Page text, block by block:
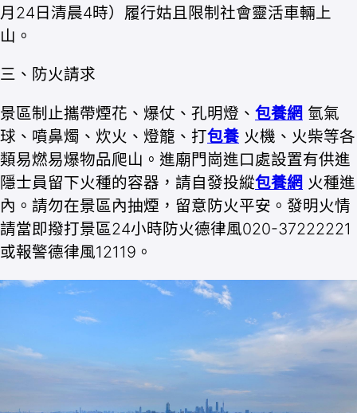
月24日清晨4時）履行姑且限制社會靈活車輛上
山。
三、防火請求
景區制止攜帶煙花、爆仗、孔明燈、 包養網 氫氣
球、噴鼻燭、炊火、燈籠、打包養 火機、火柴等各
類易燃易爆物品爬山。進廟門崗進口處設置有供進
隱士員留下火種的容器，請自發投縱包養網 火種進
內。請勿在景區內抽煙，留意防火平安。發明火情
請當即撥打景區24小時防火德律風020-37222221
或報警德律風12119。